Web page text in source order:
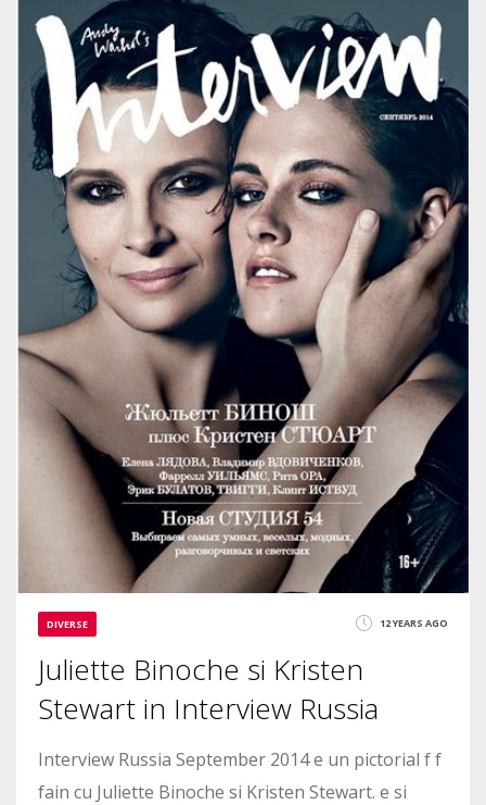
2773
DIVERSE 12 YEARS AGO
Juliette Binoche si Kristen
Stewart in Interview Russia
Interview Russia September 2014 e un pictorial f f
fain cu Juliette Binoche si Kristen Stewart. e si